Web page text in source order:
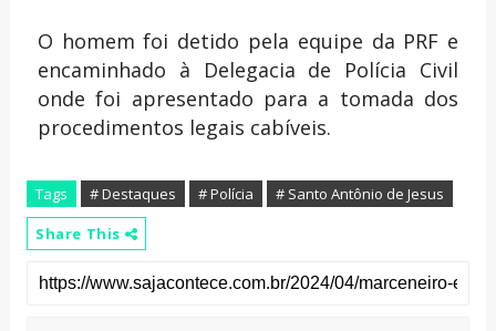
O homem foi detido pela equipe da PRF e
encaminhado à Delegacia de Polícia Civil
onde foi apresentado para a tomada dos
procedimentos legais cabíveis.
Tags # Destaques # Polícia
# Santo Antônio de Jesus
Share This